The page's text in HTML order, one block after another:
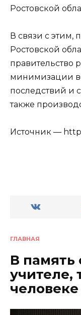
Ростовской
В связи с этим,
Ростовской
правительство
минимизации
последствий и
также
Источник —
ГЛАВНАЯ
В память
учителе,
человеке